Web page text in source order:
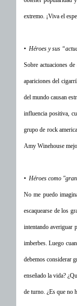
extremo. ¡Viva el
• Héroes y sus
Sobre actuaciones
apariciones del
del mundo causan
influencia positiva,
grupo de rock
Amy Winehouse
• Héroes como
No me puedo
escaquearse de los
intentando averiguar
imberbes. Luego
debemos considerar
enseñado la vida?
de turno. ¿Es que no